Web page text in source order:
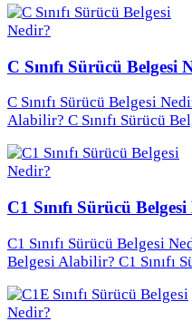
C Sınıfı Sürücü Belgesi
C Sınıfı Sürücü Belgesi
Alabilir? C Sınıfı Sürücü
C1 Sınıfı Sürücü
C1 Sınıfı Sürücü Belgesi
Belgesi Alabilir? C1 Sınıfı